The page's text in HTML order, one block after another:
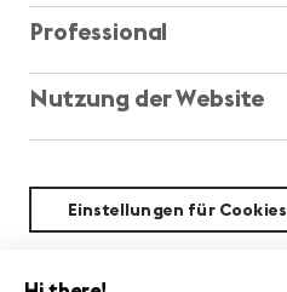
Professional
Nutzung der Website
Einstellungen für Cookies